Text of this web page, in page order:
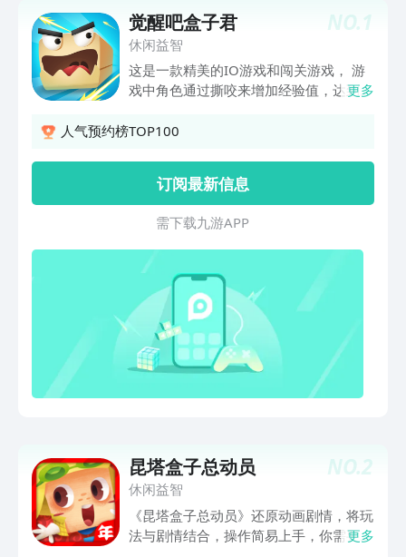
的指尖互动中，享受惬意美好的休闲时光。
NO.1
觉醒吧盒子君
休闲益智
这是一款精美的IO游戏和闯关游戏， 游
戏中角色通过撕咬来增加经验值，达到升
16种技能供玩家选择，利用这些技能可
家更强大，盒子君已经觉醒，现在马上出
发去拯救盒子星球！
更多
人气预约榜TOP100
订阅最新信息
需 下 载 九 游 A P P
NO.2
昆塔盒子总动员
休闲益智
《昆塔盒子总动员》还原动画剧情，将玩
法与剧情结合，操作简易上手，你需要依
更多